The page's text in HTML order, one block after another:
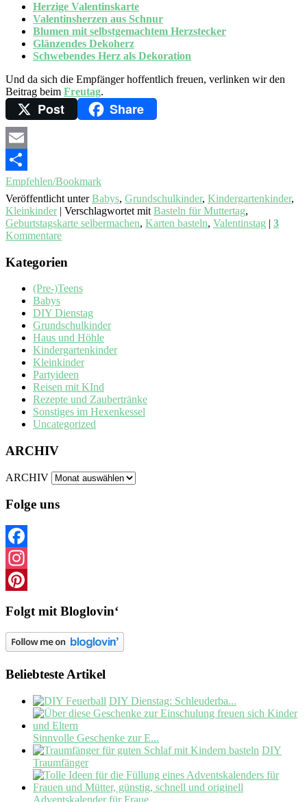
Herzige Valentinskarte
Valentinsherzen aus Schnur
Blumen mit selbstgemachtem Herzstecker
Glänzendes Dekoherz
Schwebendes Herz als Dekoration
Und da sich die Empfänger hoffentlich freuen, verlinken wir den
Beitrag beim Freutag.
Post Share
Email
Empfehlen/Bookmark
Veröffentlicht unter Babys, Grundschulkinder, Kindergartenkinder,
Kleinkinder | Verschlagwortet mit Basteln für Muttertag,
Geburtstagskarte selbermachen, Karten basteln, Valentinstag | 3
Kommentare
Kategorien
(Pre-)Teens
Babys
DIY Dienstag
Grundschulkinder
Haus und Höhle
Kindergartenkinder
Kleinkinder
Partyideen
Reisen mit KInd
Rezepte und Zaubertränke
Sonstiges im Hexenkessel
Uncategorized
ARCHIV
ARCHIV
Folge uns
Facebook
Instagram
Folgt mit Bloglovin‘
Beliebteste Artikel
DIY Dienstag: Schleuderba...
Sinnvolle Geschenke zur E...
DIY
Traumfänger
Adventskalender für Fraue...